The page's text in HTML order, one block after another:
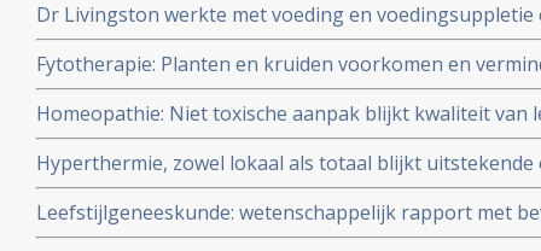
Dr Livingston werkte met voeding en voedingsuppletie
maar ook met vaccins
Fytotherapie: Planten en kruiden voorkomen en
maagontstekingen - o.a. ziekte van Crohn - veel beter
medicijnen
Homeopathie: Niet toxische aanpak blijkt kwaliteit van
reguliere aanpak. Blijkt uit een vergelijkend
Hyperthermie, zowel lokaal als totaal blijkt uitstekende
behandeling bij vele vormen van kanker. Hier een
Leefstijlgeneeskunde: wetenschappelijk rapport met
leefstijlgeneeskunde een volwaardige plaats verdient